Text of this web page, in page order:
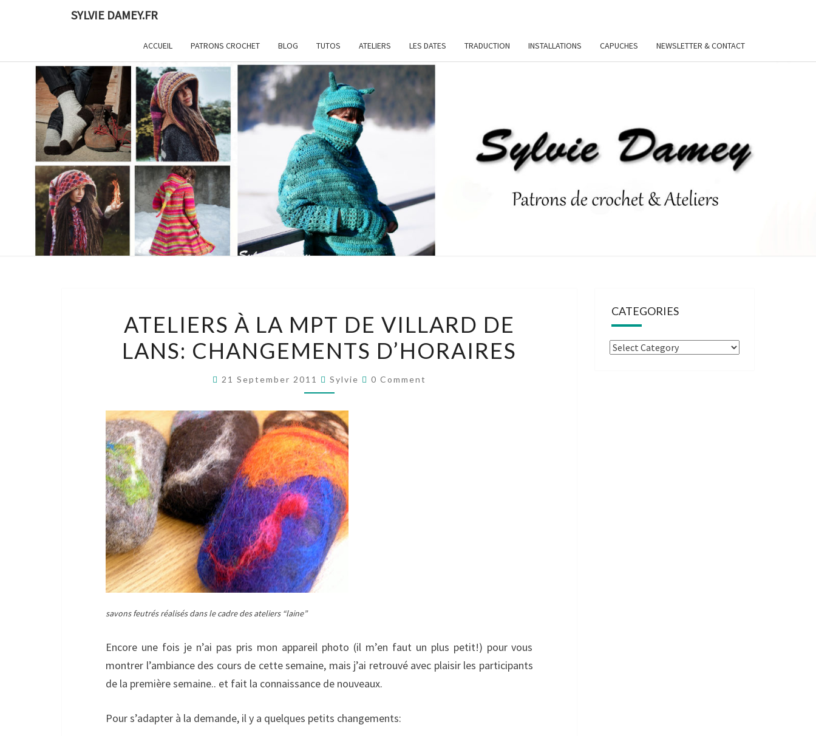
SYLVIE DAMEY.FR
ACCUEIL PATRONS CROCHET BLOG TUTOS ATELIERS LES DATES TRADUCTION INSTALLATIONS CAPUCHES NEWSLETTER & CONTACT
SYLVIE
Crochet
Et
À
LA
MPT
DE
DE
LANS:
CHANGEMENTS
D’HORAIRES
ATELIERS À LA MPT DE VILLARD DE
LANS: CHANGEMENTS D’HORAIRES
21 September 2011 Sylvie Comments
0 Comment
savons feutrés réalisés dans le cadre des ateliers “laine”
Encore une fois je n’ai pas pris mon appareil photo (il m’en faut un plus petit!) pour vous
montrer l’ambiance des cours de cette semaine, mais j’ai retrouvé avec plaisir les participants
de la première semaine.. et fait la connaissance de nouveaux.
Pour s’adapter à la demande, il y a quelques petits changements:
CATEGORIES
Categories